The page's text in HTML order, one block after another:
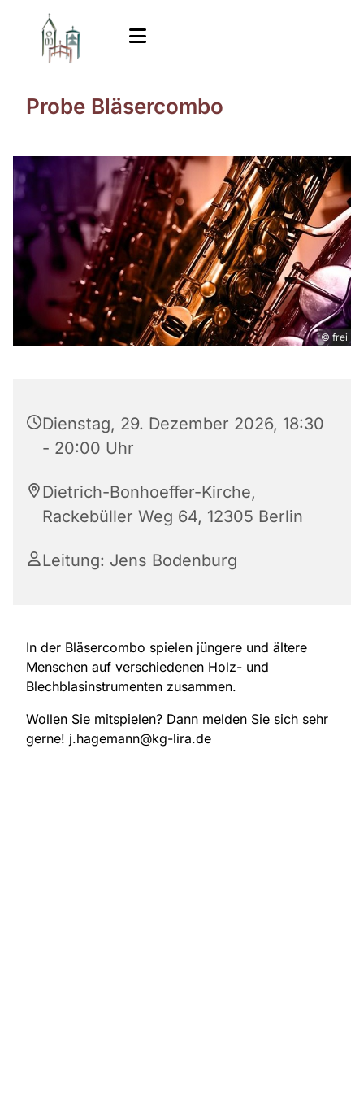
Probe Bläsercombo
© frei
Dienstag, 29. Dezember 2026, 18:30
- 20:00 Uhr
Dietrich-Bonhoeffer-Kirche,
Rackebüller Weg 64, 12305 Berlin
Leitung: Jens Bodenburg
In der Bläsercombo spielen jüngere und ältere
Menschen auf verschiedenen Holz- und
Blechblasinstrumenten zusammen.
Wollen Sie mitspielen? Dann melden Sie sich sehr
gerne! j.hagemann@kg-lira.de